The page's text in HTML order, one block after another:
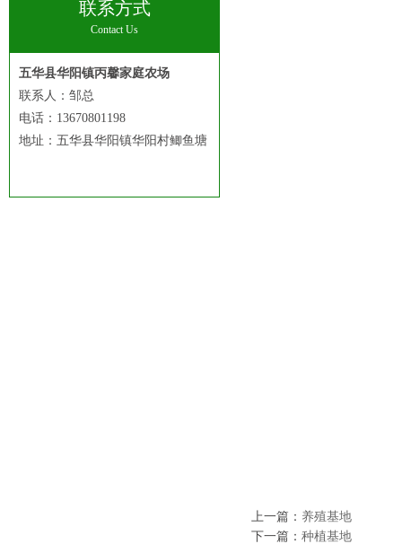
联系方式
Contact Us
五华县华阳镇丙馨家庭农场
联系人：邹总
电话：13670801198
地址：五华县华阳镇华阳村鲫鱼塘
上一篇： 养殖基地
下一篇： 种植基地